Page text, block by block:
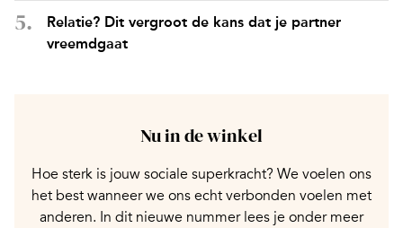
Relatie? Dit vergroot de kans dat je partner
vreemdgaat
Nu in de winkel
Hoe sterk is jouw sociale superkracht? We voelen ons
het best wanneer we ons echt verbonden voelen met
anderen. In dit nieuwe nummer lees je onder meer